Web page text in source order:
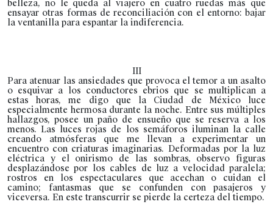
belleza, no le queda al viajero en cuatro ruedas más que
ensayar otras formas de reconciliación con el entorno: bajar
la ventanilla para espantar la indiferencia.
III
Para atenuar las ansiedades que provoca el temor a un asalto
o esquivar a los conductores ebrios que se multiplican a
estas horas, me digo que la Ciudad de México luce
especialmente hermosa durante la noche. Entre sus múltiples
hallazgos, posee un paño de ensueño que se reserva a los
menos. Las luces rojas de los semáforos iluminan la calle
creando atmósferas que me llevan a experimentar un
encuentro con criaturas imaginarias. Deformadas por la luz
eléctrica y el onirismo de las sombras, observo figuras
desplazándose por los cables de luz a velocidad paralela;
rostros en los espectaculares que acechan o cuidan el
camino; fantasmas que se confunden con pasajeros y
viceversa. En este transcurrir se pierde la certeza del tiempo.